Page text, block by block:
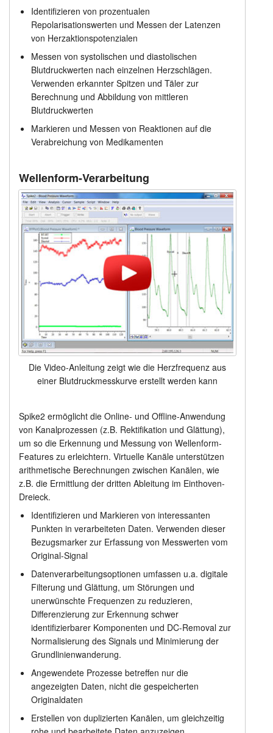
Identifizieren von prozentualen
Repolarisationswerten und Messen der Latenzen
von Herzaktionspotenzialen
Messen von systolischen und diastolischen
Blutdruckwerten nach einzelnen Herzschlägen.
Verwenden erkannter Spitzen und Täler zur
Berechnung und Abbildung von mittleren
Blutdruckwerten
Markieren und Messen von Reaktionen auf die
Verabreichung von Medikamenten
Wellenform-Verarbeitung
Die Video-Anleitung zeigt wie die Herzfrequenz aus
einer Blutdruckmesskurve erstellt werden kann
Spike2 ermöglicht die Online- und Offline-Anwendung
von Kanalprozessen (z.B. Rektifikation und Glättung),
um so die Erkennung und Messung von Wellenform-
Features zu erleichtern. Virtuelle Kanäle unterstützen
arithmetische Berechnungen zwischen Kanälen, wie
z.B. die Ermittlung der dritten Ableitung im Einthoven-
Dreieck.
Identifizieren und Markieren von interessanten
Punkten in verarbeiteten Daten. Verwenden dieser
Bezugsmarker zur Erfassung von Messwerten vom
Original-Signal
Datenverarbeitungsoptionen umfassen u.a. digitale
Filterung und Glättung, um Störungen und
unerwünschte Frequenzen zu reduzieren,
Differenzierung zur Erkennung schwer
identifizierbarer Komponenten und DC-Removal zur
Normalisierung des Signals und Minimierung der
Grundlinienwanderung.
Angewendete Prozesse betreffen nur die
angezeigten Daten, nicht die gespeicherten
Originaldaten
Erstellen von duplizierten Kanälen, um gleichzeitig